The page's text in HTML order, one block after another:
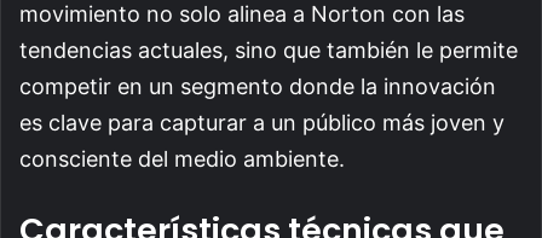
movimiento no solo alinea a Norton con las
tendencias actuales, sino que también le permite
competir en un segmento donde la innovación
es clave para capturar a un público más joven y
consciente del medio ambiente.